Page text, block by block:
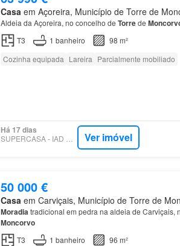
Casaem Açoreira, Município de Torre de
Aldeia da Açoreira, no concelho de Torrede
T3 1 banheiro
98 m²
Cozinha equipada Lareira Parcialmente mobiliado
Há 17 dias
Ver imóvel
50 000 €
Casaem Carviçais, Município de Torre de
Moradiatradicional em pedra na aldeia de Carviçais,
Moncorvo
T3 1 banheiro
96 m²